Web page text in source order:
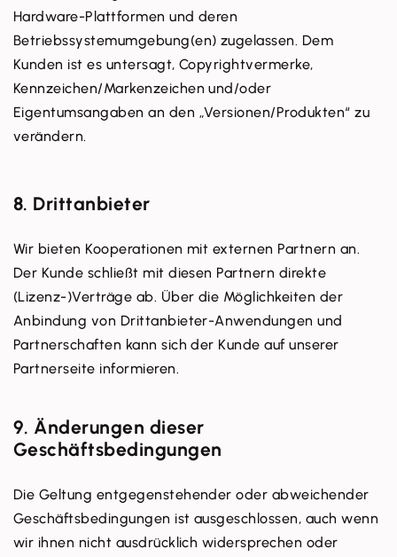
Hardware-Plattformen und deren
Betriebssystemumgebung(en) zugelassen. Dem
Kunden ist es untersagt, Copyrightvermerke,
Kennzeichen/Markenzeichen und/oder
Eigentumsangaben an den „Versionen/Produkten“ zu
verändern.
8. Drittanbieter
Wir bieten Kooperationen mit externen Partnern an.
Der Kunde schließt mit diesen Partnern direkte
(Lizenz-)Verträge ab. Über die Möglichkeiten der
Anbindung von Drittanbieter-Anwendungen und
Partnerschaften kann sich der Kunde auf unserer
Partnerseite informieren.
9. Änderungen dieser
Geschäftsbedingungen
Die Geltung entgegenstehender oder abweichender
Geschäftsbedingungen ist ausgeschlossen, auch wenn
wir ihnen nicht ausdrücklich widersprechen oder